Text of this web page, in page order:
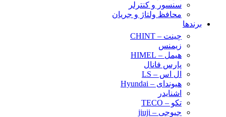
سنسور و کنترلر
محافظ ولتاژ و‌ جریان
برندها
چینت – CHINT
زیمنس
هیمل – HIMEL
پارس فانال
ال اس – LS
هیوندای – Hyundai
اشنایدر
تکو – TECO
جیوجی – jiuji